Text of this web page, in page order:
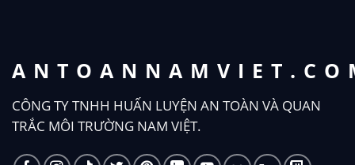
CÔNG TY TNHH HUẤN LUYỆN AN TOÀN VÀ QUAN
TRẮC MÔI TRƯỜNG NAM VIỆT.